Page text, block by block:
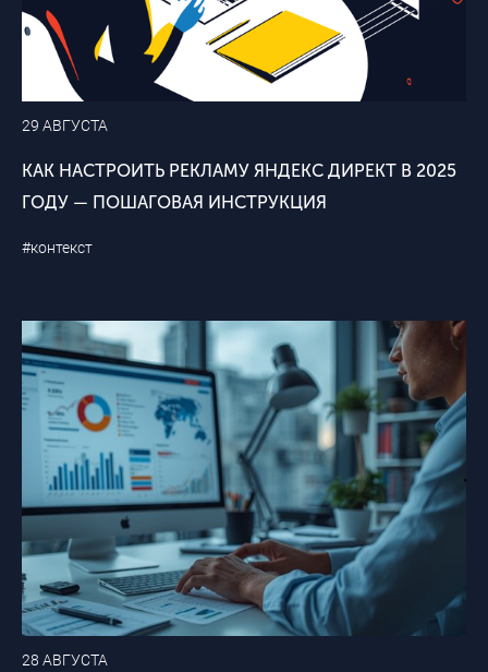
29 АВГУСТА
КАК НАСТРОИТЬ РЕКЛАМУ ЯНДЕКС ДИРЕКТ В 2025
ГОДУ — ПОШАГОВАЯ ИНСТРУКЦИЯ
#контекст
28 АВГУСТА